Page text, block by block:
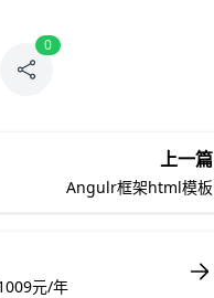
0
上一篇
Angulr框架html模板
元/年